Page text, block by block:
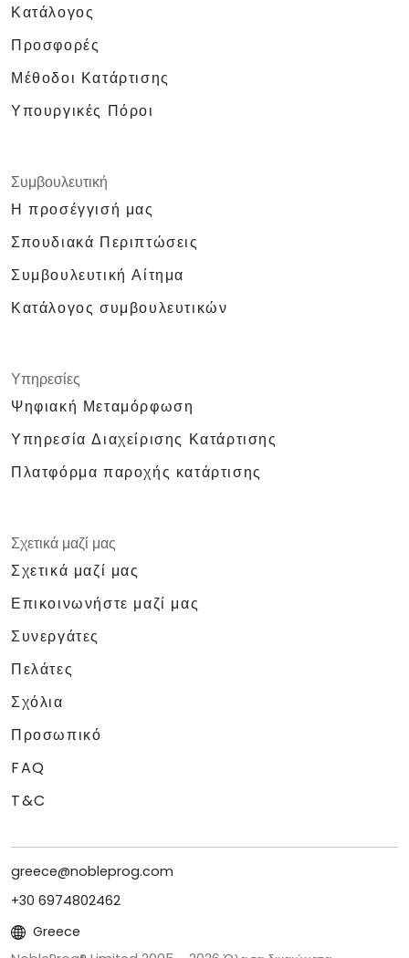
Κατάλογος
Προσφορές
Μέθοδοι Κατάρτισης
Υπουργικές Πόροι
Συμβουλευτική
Η προσέγγισή μας
Σπουδιακά Περιπτώσεις
Συμβουλευτική Αίτημα
Κατάλογος συμβουλευτικών
Υπηρεσίες
Ψηφιακή Μεταμόρφωση
Υπηρεσία Διαχείρισης Κατάρτισης
Πλατφόρμα παροχής κατάρτισης
Σχετικά μαζί μας
Σχετικά μαζί μας
Επικοινωνήστε μαζί μας
Συνεργάτες
Πελάτες
Σχόλια
Προσωπικό
FAQ
T&C
greece@nobleprog.com
+30 6974802462
Greece